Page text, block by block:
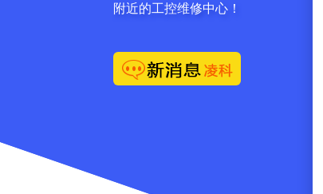
附近的工控维修中心！